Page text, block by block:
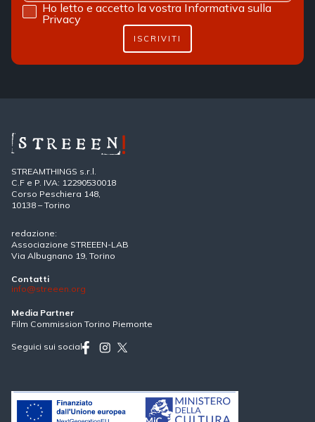
Ho letto e accetto la vostra Informativa sulla
Privacy
ISCRIVITI
STREAMTHINGS s.r.l.
C.F e P. IVA: 12290530018
Corso Peschiera 148,
10138 – Torino
redazione:
Associazione STREEEN-LAB
Via Albugnano 19, Torino
Contatti
info@streeen.org
Media Partner
Film Commission Torino Piemonte
Seguici sui social